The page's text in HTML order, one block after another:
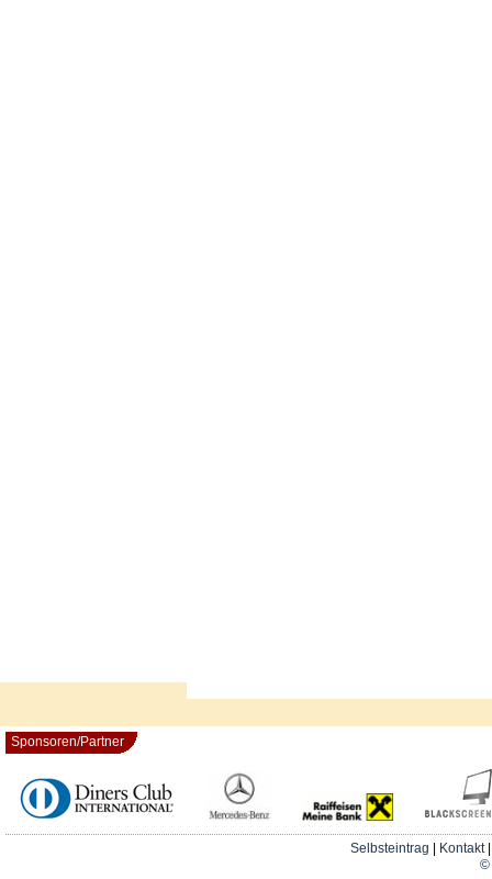
Sponsoren/Partner
Selbsteintrag Kontakt
©